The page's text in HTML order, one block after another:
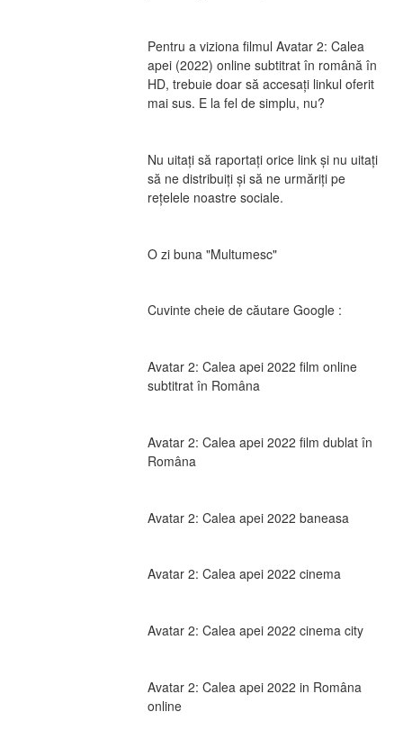
Pentru a viziona filmul Avatar 2: Calea
apei (2022) online subtitrat în română în
HD, trebuie doar să accesați linkul oferit
mai sus. E la fel de simplu, nu?
Nu uitați să raportați orice link și nu uitați
să ne distribuiți și să ne urmăriți pe
rețelele noastre sociale.
O zi buna "Multumesc"
Cuvinte cheie de căutare Google :
Avatar 2: Calea apei 2022 film online
subtitrat în Româna
Avatar 2: Calea apei 2022 film dublat în
Româna
Avatar 2: Calea apei 2022 baneasa
Avatar 2: Calea apei 2022 cinema
Avatar 2: Calea apei 2022 cinema city
Avatar 2: Calea apei 2022 in Româna
online